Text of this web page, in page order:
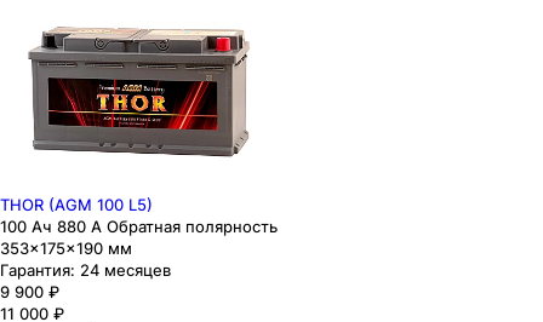
THOR (AGM 100 L5)
100 Ач 880 А Обратная полярность
353×175×190 мм
Гарантия: 24 месяцев
9 900 ₽
11 000 ₽